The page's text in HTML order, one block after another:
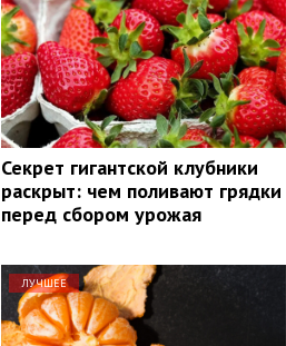
Секрет гигантской клубники
раскрыт: чем поливают грядки
перед сбором урожая
ЛУЧШЕЕ